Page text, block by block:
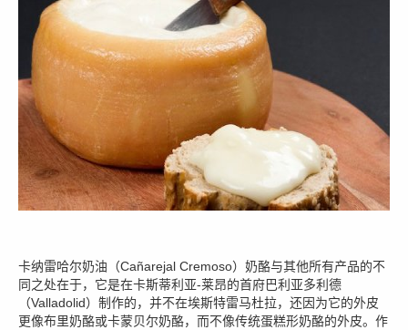
卡纳雷哈尔奶油（Cañarejal Cremoso）奶酪与其他所有产品的不
同之处在于，它是在卡斯蒂利亚-莱昂的首府巴利亚多利德
（Valladolid）制作的，并不在埃斯特雷马杜拉，还因为它的外皮
更像布里奶酪或卡蒙贝尔奶酪，而不像传统蛋糕形奶酪的外皮。作